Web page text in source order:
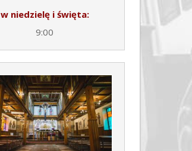
w niedzielę i święta:
9:00